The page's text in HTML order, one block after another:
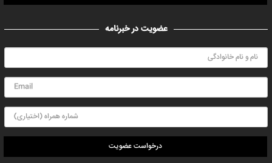
عضویت در خبرنامه
درخواست عضویت